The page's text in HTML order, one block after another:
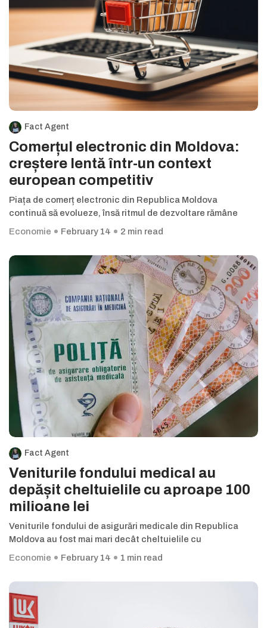
Fact Agent
Comerțul electronic din Moldova:
creștere lentă într-un context
european competitiv
Piața de comerț electronic din Republica Moldova
continuă să evolueze, însă ritmul de dezvoltare rămâne
Economie
February 14 2 min read
Fact Agent
Veniturile fondului medical au
depășit cheltuielile cu aproape 100
milioane lei
Veniturile fondului de asigurări medicale din Republica
Moldova au fost mai mari decât cheltuielile cu
Economie
February 14 1 min read